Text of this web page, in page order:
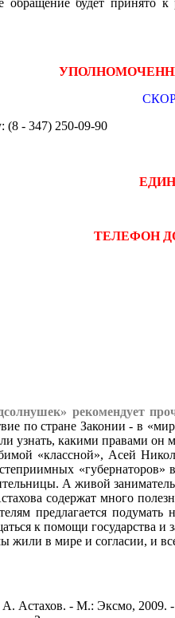
(8 - 347) 250-09-90
ТЕЛЕФОН
рекомендует
по стране Законии - в
узнать, какими правами
«классной», Асей
А живой
содержат много
предлагается
к помощи государства и
в мире и согласии, и
Астахов. - М.: Эксмо, 2009. -